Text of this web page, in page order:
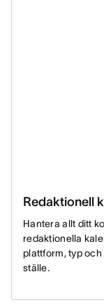
Redaktionell
Hantera allt ditt
redaktionella
plattform, typ
ställe.